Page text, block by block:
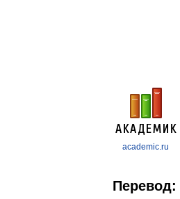
academic.ru
Перевод: